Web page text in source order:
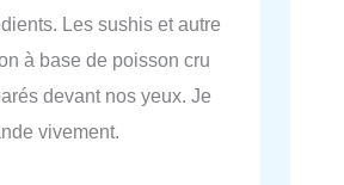
Les sushis et autre
à base de poisson cru
devant nos yeux. Je
vivement.